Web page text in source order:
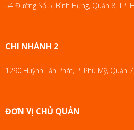
54 Đường Số 5, Bình Hưng, Quận 8, TP.
CHI NHÁNH 2
1290 Huỳnh Tấn Phát, P. Phú Mỹ, Quận
ĐƠN VỊ CHỦ QUẢN